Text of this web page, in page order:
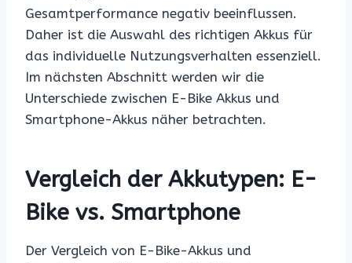
Gesamtperformance negativ beeinflussen.
Daher ist die Auswahl des richtigen Akkus für
das individuelle Nutzungsverhalten essenziell.
Im nächsten Abschnitt werden wir die
Unterschiede zwischen E-Bike Akkus und
Smartphone-Akkus näher betrachten.
Vergleich der Akkutypen: E-
Bike vs. Smartphone
Der Vergleich von E-Bike-Akkus und